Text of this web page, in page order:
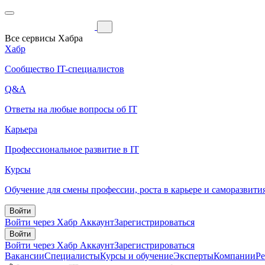
Все сервисы Хабра
Хабр
Сообщество IT-специалистов
Q&A
Ответы на любые вопросы об IT
Карьера
Профессиональное развитие в IT
Курсы
Обучение для смены профессии, роста в карьере и
Войти
Войти через Хабр АккаунтЗарегистрироваться
Войти
Войти через Хабр АккаунтЗарегистрироваться
ВакансииСпециалистыКурсы и обучениеЭкспертыКомпании